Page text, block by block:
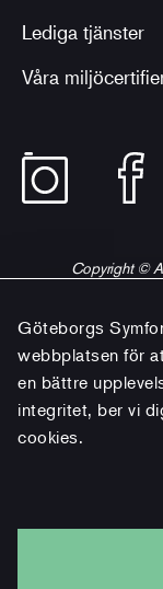
Göteborgs
webbplatsen för
en bättre
integritet, ber vi
cookies.
Lediga tjänster
Våra
Copyright ©